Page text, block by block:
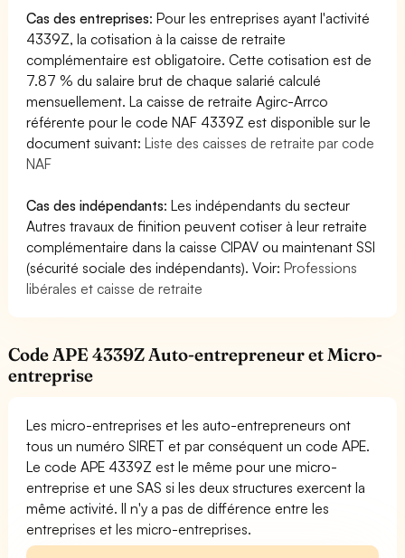
Cas des entreprises: Pour les entreprises ayant l'activité
4339Z, la cotisation à la caisse de retraite
complémentaire est obligatoire. Cette cotisation est de
7.87 % du salaire brut de chaque salarié calculé
mensuellement. La caisse de retraite Agirc-Arrco
référente pour le code NAF 4339Z est disponible sur le
document suivant:Liste des caisses de retraite par code
NAF
Cas des indépendants: Les indépendants du secteur
Autres travaux de finition peuvent cotiser à leur retraite
complémentaire dans la caisse CIPAV ou maintenant SSI
(sécurité sociale des indépendants). Voir:Professions
libérales et caisse de retraite
Code APE 4339Z Auto-entrepreneur et Micro-
entreprise
Les micro-entreprises et les auto-entrepreneurs ont
tous un numéro SIRET et par conséquent un code APE.
Le code APE 4339Z est le même pour une micro-
entreprise et une SAS si les deux structures exercent la
même activité. Il n'y a pas de différence entre les
entreprises et les micro-entreprises.